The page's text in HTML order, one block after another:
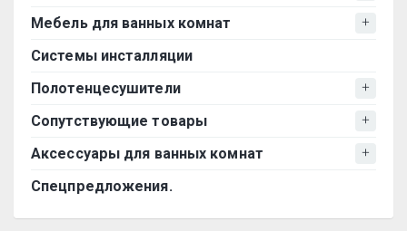
Мебель для ванных комнат
Системы инсталляции
Полотенцесушители
Сопутствующие товары
Аксессуары для ванных комнат
Спецпредложения.